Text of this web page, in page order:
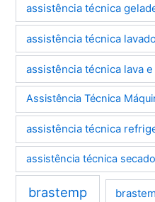
assistência técnica
assistência técnica
assistência técnica lava
Assistência Técnica
assistência técnica
assistência técnica
brastemp